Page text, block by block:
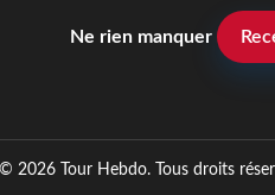
Ne rien manquer
© 2026 Tour Hebdo. Tous droits